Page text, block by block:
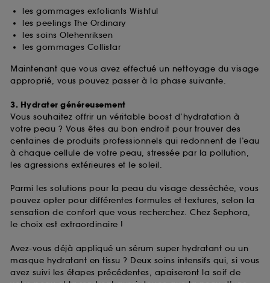
les gommages exfoliants Wishful
les peelings The Ordinary
les soins Olehenriksen
les gommages Collistar
Maintenant que vous avez effectué un nettoyage du visage
approprié, vous pouvez passer à la phase suivante.
3. Hydrater généreusement
Vous souhaitez offrir un véritable boost d’hydratation à
votre peau ? Vous êtes au bon endroit pour trouver des
centaines de produits professionnels qui redonnent de l’eau
à chaque cellule de votre peau, stressée par la pollution,
les agressions extérieures et le soleil.
Parmi les solutions pour la peau du visage desséchée, vous
pouvez opter pour différentes formules et textures, selon la
sensation de confort que vous recherchez. Chez Sephora,
le choix est extraordinaire !
Avez-vous déjà appliqué un sérum super hydratant ou un
masque hydratant en tissu ? Deux soins intensifs qui, si vous
avez suivi les étapes précédentes, apaiseront la soif de
fréquentation et de navigation sur notre site afin
d’en améliorer la performance.
Cookies de sécurisation des paiements en ligne :
ils nous permettent de lutter notamment contre les
fraudes aux moyens de paiement et les
usurpations d’identité.
Cookies fonctionnels :
permettant l’affichage et/ou la fourniture de
certaines fonctionnalités du site, tel que les
cookies d’authentification qui sont utilisés afin de
vous faire bénéficier de l’authentification
prolongée vous permettant d’accéder à votre
compte lors de votre prochaine visite sur le site
passe.
lecture de ces traceurs requiert votre accord. Vous
pouvez personnaliser vos choix concernant le dépôt
de ces cookies grâce au bouton "personnaliser mes
choix" ci-dessous ou décider de "tout accepter".